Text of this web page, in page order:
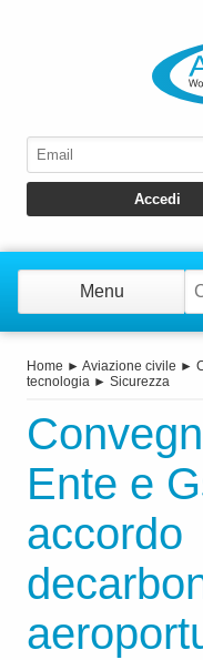
Menu
Home ► Aviazione civile ►
tecnologia ► Sicurezza
Ente e
accordo